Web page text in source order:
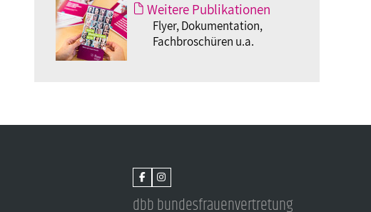
Weitere Publikationen
Flyer, Dokumentation,
Fachbroschüren u.a.
dbb bundesfrauenvertretung